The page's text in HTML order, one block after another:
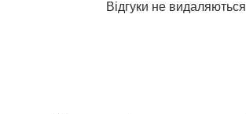
Відгуки не видаляються